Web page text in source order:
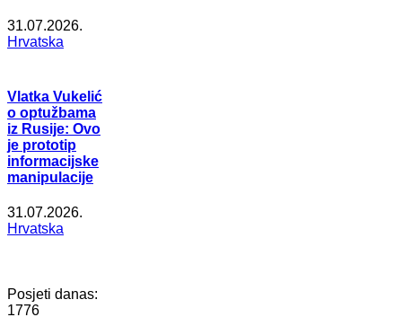
31.07.2026.
Hrvatska
Vlatka Vukelić
o optužbama
iz Rusije: Ovo
je prototip
informacijske
manipulacije
31.07.2026.
Hrvatska
Posjeti danas:
1776